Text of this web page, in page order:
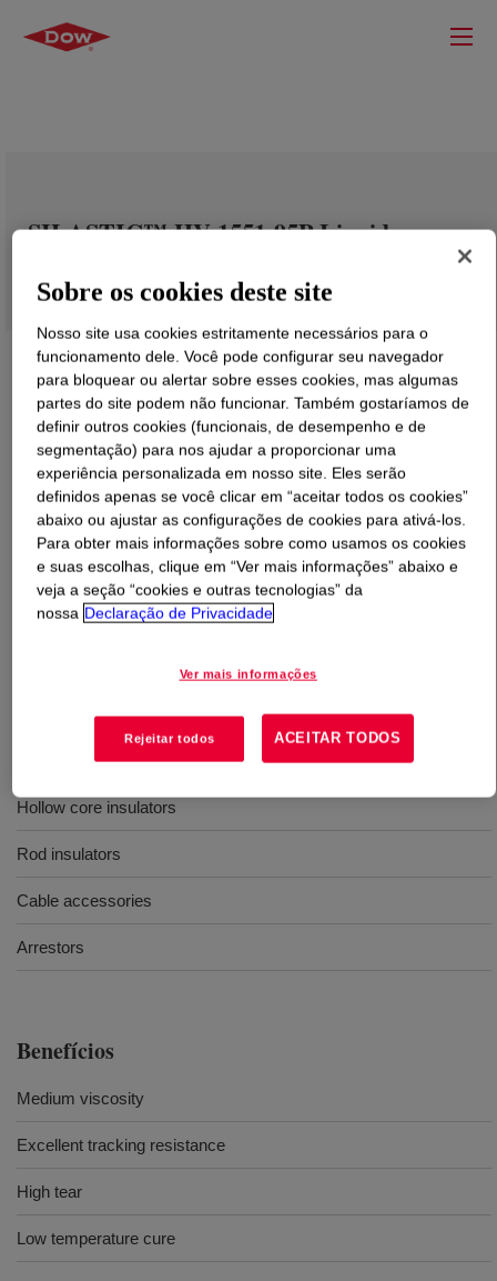
SILASTIC™ HV 1551-95P Liquid
O que éSILASTIC™ HV 1551-95P Liquid Silicone
Rubber Kit?
40 Shore A, two‑part, 1:1 mix ratio, injection‑molding
Hollow core insulators
Rod insulators
Cable accessories
Arrestors
Benefícios
Medium viscosity
Excellent tracking resistance
High tear
Low temperature cure
Sobre os cookies deste site
Nosso site usa cookies estritamente necessários para o
funcionamento dele. Você pode configurar seu navegador
para bloquear ou alertar sobre esses cookies, mas algumas
partes do site podem não funcionar. Também gostaríamos de
definir outros cookies (funcionais, de desempenho e de
segmentação) para nos ajudar a proporcionar uma
experiência personalizada em nosso site. Eles serão
definidos apenas se você clicar em “aceitar todos os cookies”
abaixo ou ajustar as configurações de cookies para ativá-los.
Para obter mais informações sobre como usamos os cookies
e suas escolhas, clique em “Ver mais informações” abaixo e
veja a seção “cookies e outras tecnologias” da
nossa Declaração de Privacidade
Ver mais informações
Rejeitar todos ACEITAR TODOS